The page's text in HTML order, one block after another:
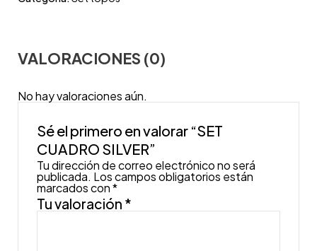
VALORACIONES (0)
No hay valoraciones aún.
Sé el primero en valorar “SET
CUADRO SILVER”
Tu dirección de correo electrónico no será
publicada. Los campos obligatorios están
marcados con*
Tu valoración *